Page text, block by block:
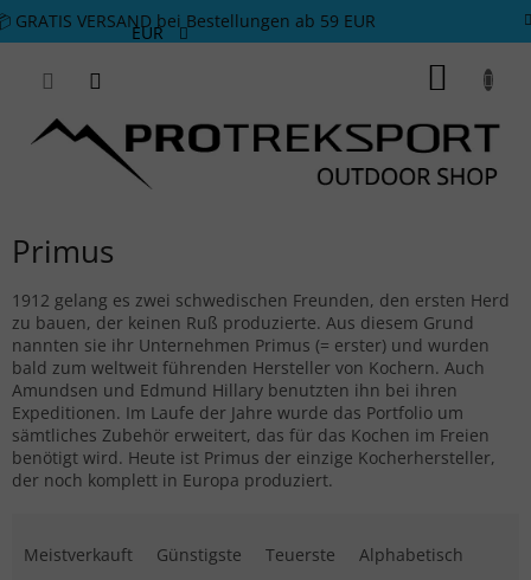
Zum Inhalt springen
GRATIS VERSAND bei Bestellungen ab 59 EUR
EUR
Primus
1912 gelang es zwei schwedischen Freunden, den ersten Herd
zu bauen, der keinen Ruß produzierte. Aus diesem Grund
nannten sie ihr Unternehmen Primus (= erster) und wurden
bald zum weltweit führenden Hersteller von Kochern. Auch
Amundsen und Edmund Hillary benutzten ihn bei ihren
Expeditionen. Im Laufe der Jahre wurde das Portfolio um
sämtliches Zubehör erweitert, das für das Kochen im Freien
benötigt wird. Heute ist Primus der einzige Kocherhersteller,
der noch komplett in Europa produziert.
Meistverkauft Günstigste Teuerste Alphabetisch